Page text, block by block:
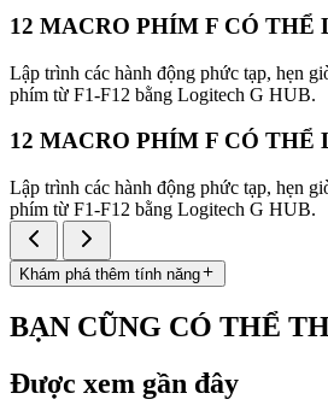
12 MACRO PHÍM F CÓ THỂ
Lập trình các hành động phức tạp, hẹn
phím từ F1-F12 bằng Logitech G HUB.
12 MACRO PHÍM F CÓ THỂ
Lập trình các hành động phức tạp, hẹn
phím từ F1-F12 bằng Logitech G HUB.
Khám phá thêm tính năng
BẠN CŨNG CÓ THỂ
Được xem gần đây